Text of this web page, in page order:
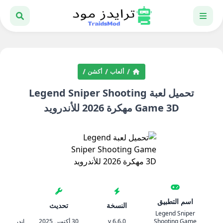
ألعاب أكشن
تحميل لعبة Legend Sniper Shooting
Game 3D مهكرة 2026 للأندرويد
اسم التطبيق
Legend Sniper
Shooting Game
النسخة
6.6.0 v
تحديث
30 أكتوبر, 2025 اندرويد 4.4 والأحدث